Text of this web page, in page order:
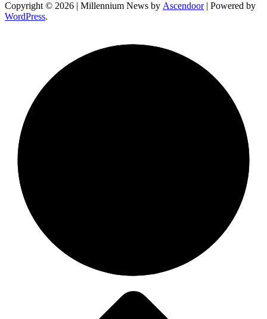
Copyright © 2026 | Millennium News by Ascendoor| Powered by
WordPress.